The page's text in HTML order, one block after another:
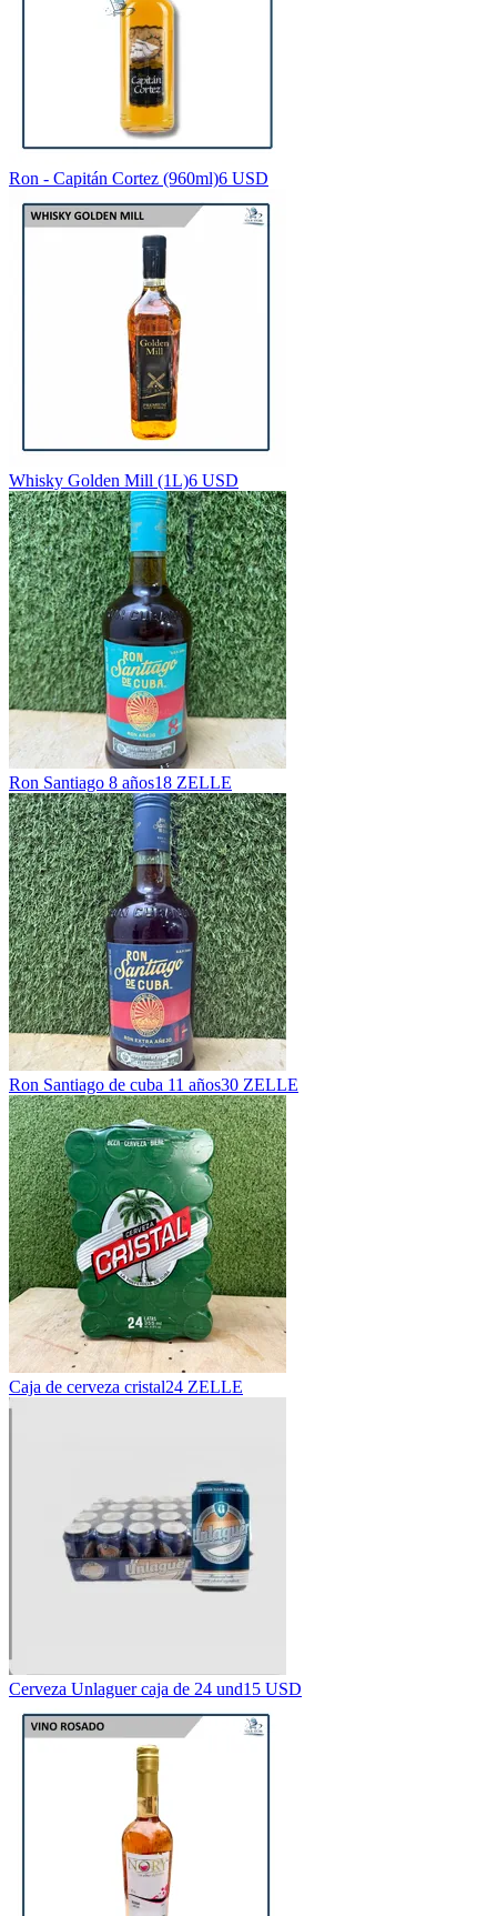
Ron - Capitán Cortez (960ml)6 USD
Whisky Golden Mill (1L)6 USD
Ron Santiago 8 años18 ZELLE
Ron Santiago de cuba 11 años30 ZELLE
Caja de cerveza cristal24 ZELLE
Cerveza Unlaguer caja de 24 und15 USD